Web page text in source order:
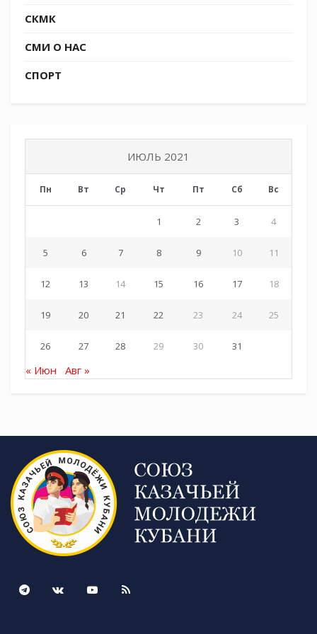
СКМК
СМИ О НАС
СПОРТ
ИЮЛЬ 2021
Пн Вт Ср Чт Пт Сб Вс
1 2 3 4
5 6 7 8 9 10 11
12 13 14 15 16 17 18
19 20 21 22 23 24 25
26 27 28 29 30 31
« Июн Авг »